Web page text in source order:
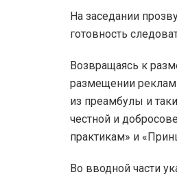
На заседании
готовность
Возвращаясь к
размещении
из преамбулы и
честной и
практикам» и
Во вводной части